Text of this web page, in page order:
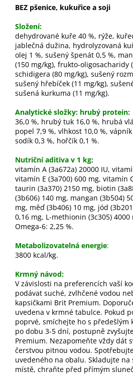
BEZ pšenice, kukuřice a soji
Složení:
dehydrované kuře 40 %, rýže,
jablečná dužina, hydrolyzovaná
olej 1 %, sušený špenát 0,5 %,
(150 mg/kg), frukto-oligosacharidy
schidigera (80 mg/kg), sušený
sušený hřebíček (11 mg/kg),
sušená kurkuma (11 mg/kg).
Analytické složky: hrubý protein:
36,0 %, hrubý tuk 16,0 %, hrubá
popel 7,9 %, vlhkost 10,0 %,
sodík 0,3 %, hořčík 0,1 %.
Nutriční aditiva v 1 kg:
vitamín A (3a672a) 20000 IU,
vitamín E (3a700) 600 mg, vitamín
taurin (3a370) 2150 mg, biotin
(3b606) 140 mg, mangan (3b504)
mg, měď (3b406) 10 mg, jód
0,16 mg, L-methionin (3c305) 4000
Omega-6: 2,25 %.
Metabolizovatelná energie:
3800 kcal/kg.
Krmný návod:
V závislosti na preferencích vaší
podávat suché, zvlhčené vodou
kapsičkami Brit Premium.
uvedena v krmné tabulce. Pokud
poprvé, smíchejte ho s předešlým
po dobu 3-5 dní, postupně
Premium. Nezapomeňte vždy dát
čerstvou pitnou vodou.
uvedeného na obalu. Skladujte
místě, chraňte před přímým